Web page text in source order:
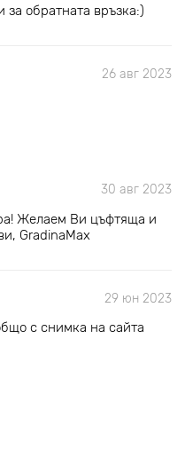
обратната връзка:)
26 авг 2023
30 авг 2023
Желаем Ви цъфтяща и
GradinaMax
29 юн 2023
с снимка на сайта